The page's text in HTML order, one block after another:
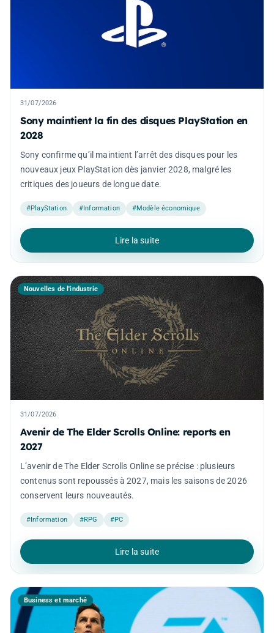
31/07/2026
Sony maintient la fin des disques PlayStation en
2028
Sony confirme qu’il maintient l’arrêt des disques pour les
nouveaux jeux PlayStation dès janvier 2028, malgré les
critiques des joueurs de longue date.
#PlayStation #Information #Modèle économique
Lire la suite
Nouvelles de l'industrie
31/07/2026
Avenir de The Elder Scrolls Online: reports en
2027
L’avenir de The Elder Scrolls Online se précise : plusieurs
contenus sont repoussés à 2027, mais les saisons de 2026
conservent leurs nouveautés.
#Information #RPG #PC
Lire la suite
Business et marché